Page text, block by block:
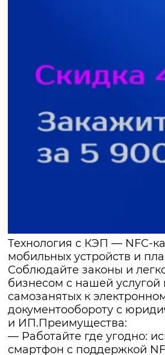
Технология с КЭП — NFC-
мобильных устройств и
Соблюдайте законы и
бизнесом с нашей услугой
самозанятых к
документообороту с
и ИП.Преимущества:
— Работайте где угодно:
смартфон с поддержкой